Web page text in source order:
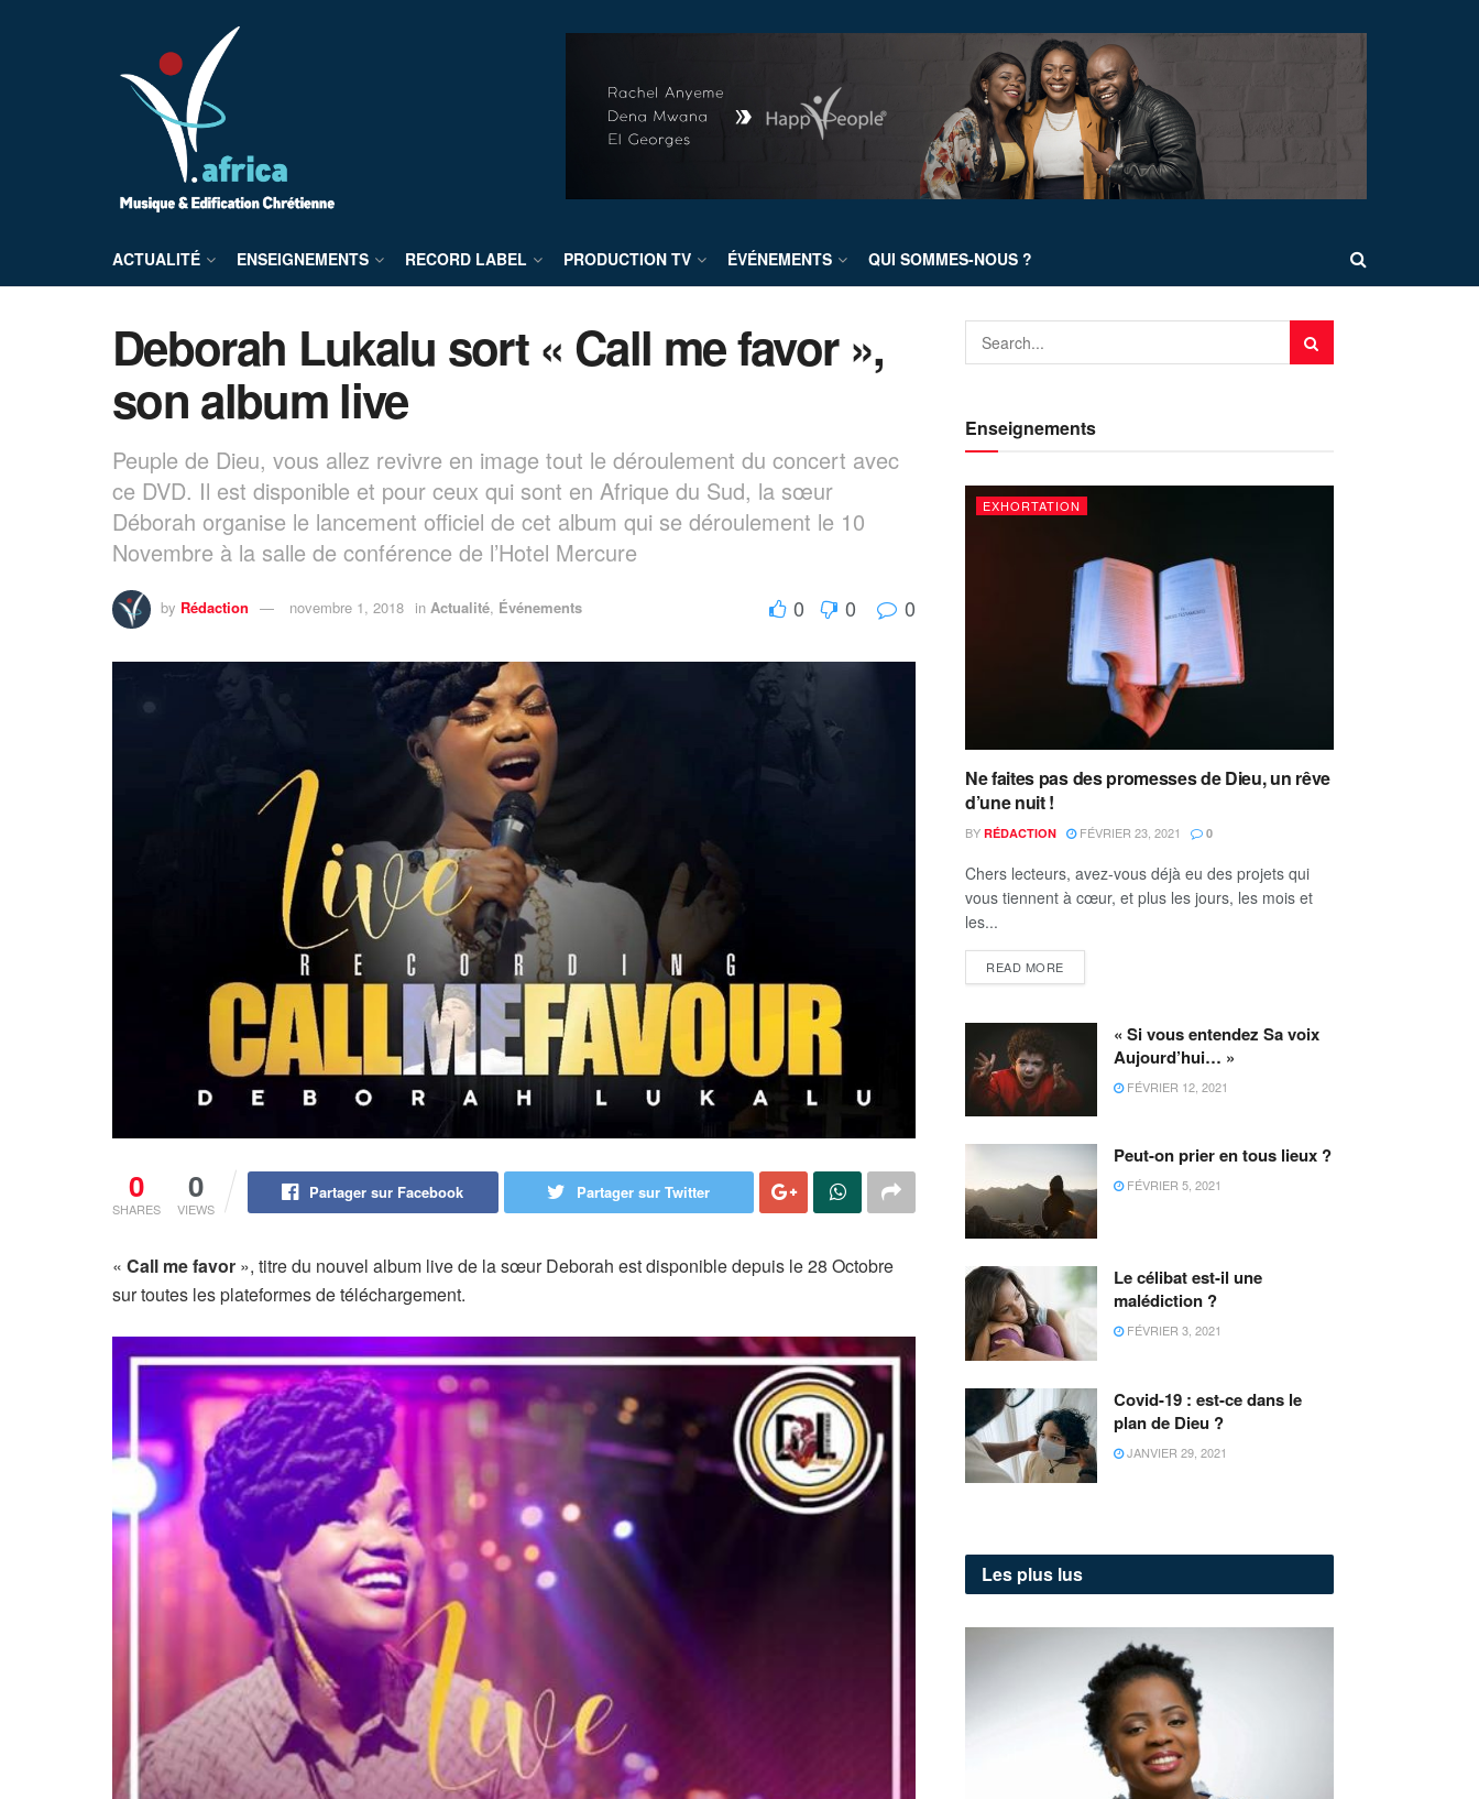
ACTUALITÉ ENSEIGNEMENTS RECORD LABEL PRODUCTION TV ÉVÉNEMENTS QUI SOMMES-NOUS ?
Deborah Lukalu sort « Call me favor »,
son album live
Peuple de Dieu, vous allez revivre en image tout le déroulement du concert avec
ce DVD. Il est disponible et pour ceux qui sont en Afrique du Sud, la sœur
Déborah organise le lancement officiel de cet album qui se déroulement le 10
Novembre à la salle de conférence de l’Hotel Mercure
by Rédaction novembre 1, 2018 in Actualité, Événements 0 0 0
0
SHARES
0
VIEWS
Partager sur Facebook Partager sur Twitter
« Call me favor », titre du nouvel album live de la sœur Deborah est disponible depuis le 28 Octobre
sur toutes les plateformes de téléchargement.
Enseignements
EXHORTATION
Ne faites pas des promesses de Dieu, un rêve
d’une nuit !
BY RÉDACTION FÉVRIER 23, 2021 0
Chers lecteurs, avez-vous déjà eu des projets qui
vous tiennent à cœur, et plus les jours, les mois et
les...
READ MORE
« Si vous entendez Sa voix
Aujourd’hui… »
FÉVRIER 12, 2021
Peut-on prier en tous lieux ?
FÉVRIER 5, 2021
Le célibat est-il une
malédiction ?
FÉVRIER 3, 2021
Covid-19 : est-ce dans le
plan de Dieu ?
JANVIER 29, 2021
Les plus lus